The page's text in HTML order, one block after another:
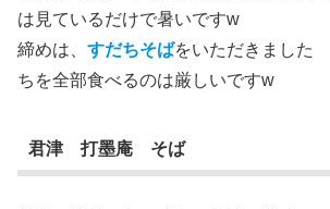
は見ているだけで暑いですw
締めは、 すだちそばをいただきました
ちを全部食べるのは厳しいですw
君津 打墨庵 そば